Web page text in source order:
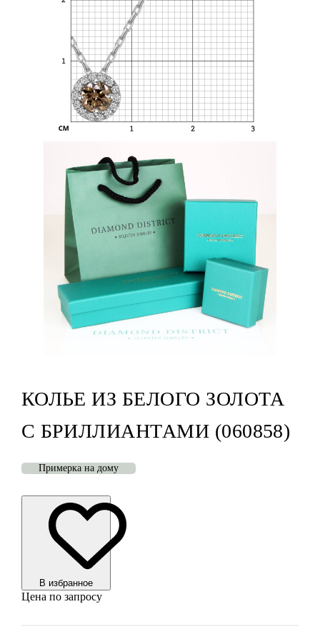
КОЛЬЕ ИЗ БЕЛОГО ЗОЛОТА
С БРИЛЛИАНТАМИ (060858)
Примерка на дому
В избранноe
Цена по запросу